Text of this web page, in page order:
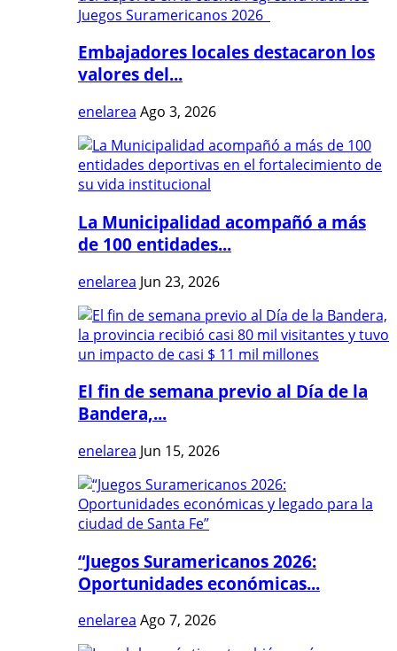
Embajadores locales destacaron los
valores del...
enelarea Ago 3, 2026
La Municipalidad acompañó a más
de 100 entidades...
enelarea Jun 23, 2026
El fin de semana previo al Día de la
Bandera,...
enelarea Jun 15, 2026
“Juegos Suramericanos 2026:
Oportunidades económicas...
enelarea Ago 7, 2026